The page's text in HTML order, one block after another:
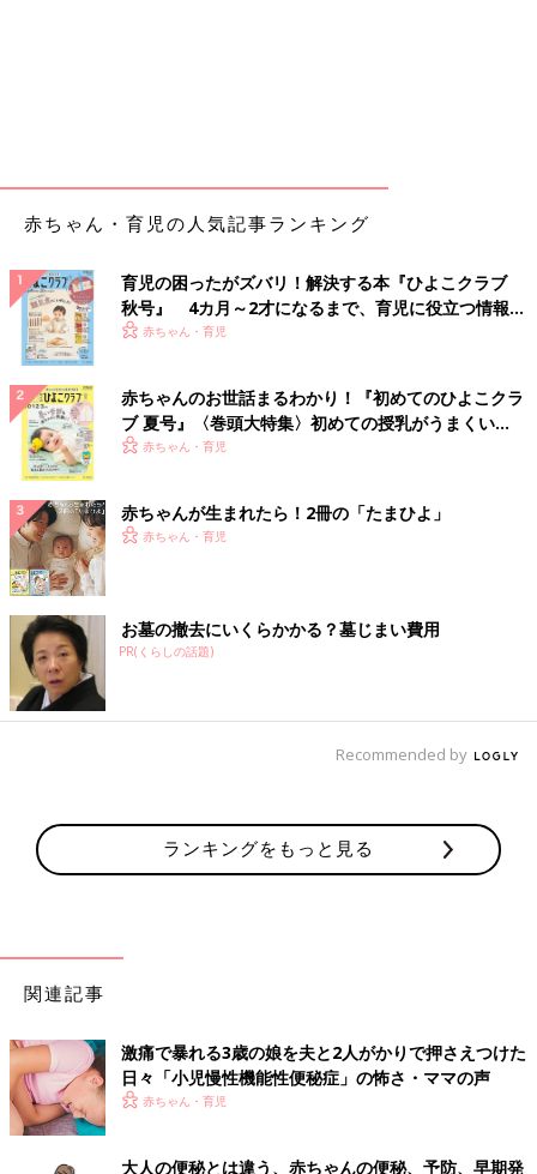
赤ちゃん・育児の人気記事ランキング
育児の困ったがズバリ！解決する本『ひよこクラブ
秋号』 4カ月～2才になるまで、育児に役立つ情報が
いっぱい！
赤ちゃん・育児
赤ちゃんのお世話まるわかり！『初めてのひよこクラ
ブ 夏号』〈巻頭大特集〉初めての授乳がうまくい
く！ おっぱい・ミルクの基本と夏のトラブル 解決テ
赤ちゃん・育児
赤ちゃんが生まれたら！2冊の「たまひよ」
赤ちゃん・育児
お墓の撤去にいくらかかる？墓じまい費用
PR(くらしの話題)
Recommended by
ランキングをもっと見る
関連記事
激痛で暴れる3歳の娘を夫と2人がかりで押さえつけた
日々「小児慢性機能性便秘症」の怖さ・ママの声
赤ちゃん・育児
大人の便秘とは違う、赤ちゃんの便秘、予防、早期発